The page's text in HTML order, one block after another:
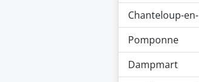
Chanteloup-
Pomponne
Dampmart